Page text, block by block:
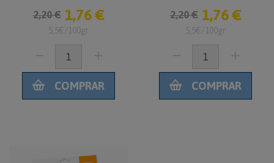
2,20 € 1,76 €
5,5€/100gr
COMPRAR
2,20 € 1,76 €
5,5€/100gr
COMPRAR